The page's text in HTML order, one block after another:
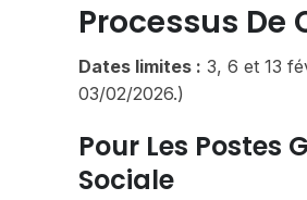
Processus De
Dates limites : 3, 6 et 13
03/02/2026.)
Pour Les Postes
Sociale